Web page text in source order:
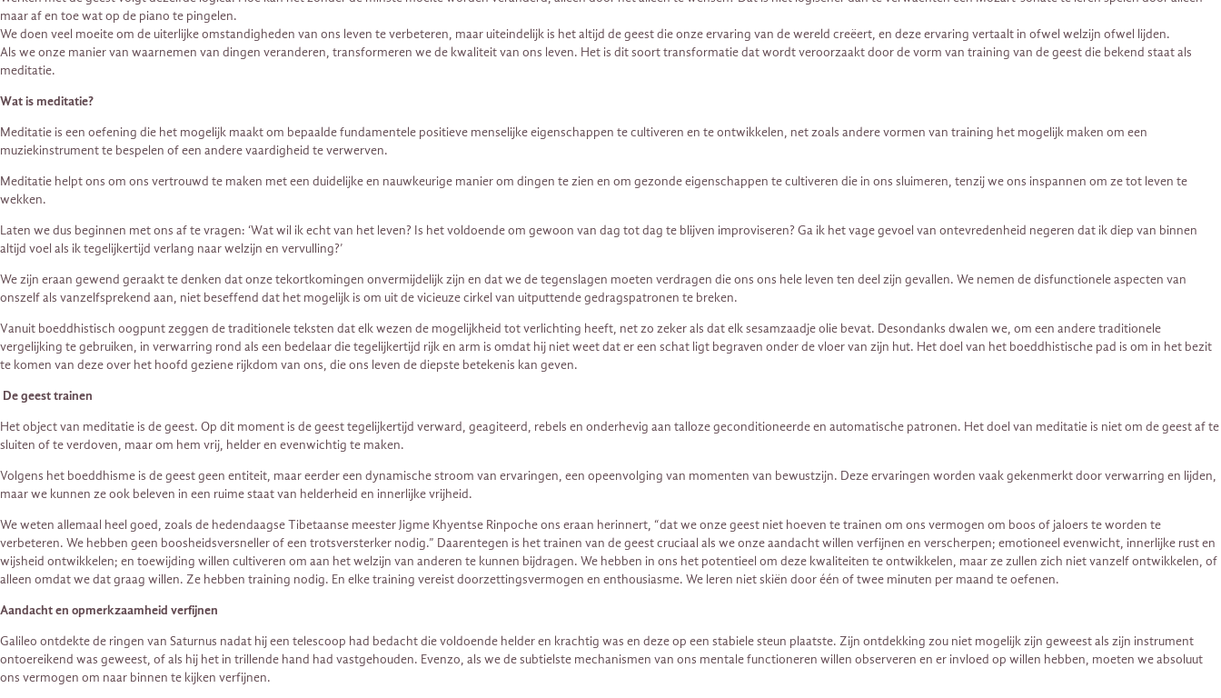
maar af en toe wat op de piano te pingelen.
We doen veel moeite om de uiterlijke omstandigheden van ons leven te verbeteren, maar uiteindelijk is het altijd de geest die onze ervaring van de wereld creëert, en deze ervaring vertaalt in ofwel welzijn ofwel lijden.
Als we onze manier van waarnemen van dingen veranderen, transformeren we de kwaliteit van ons leven. Het is dit soort transformatie dat wordt veroorzaakt door de vorm van training van de geest die bekend staat als
meditatie.
Wat is meditatie?
Meditatie is een oefening die het mogelijk maakt om bepaalde fundamentele positieve menselijke eigenschappen te cultiveren en te ontwikkelen, net zoals andere vormen van training het mogelijk maken om een ​​
muziekinstrument te bespelen of een andere vaardigheid te verwerven.
Meditatie helpt ons om ons vertrouwd te maken met een duidelijke en nauwkeurige manier om dingen te zien en om gezonde eigenschappen te cultiveren die in ons sluimeren, tenzij we ons inspannen om ze tot leven te
wekken.
Laten we dus beginnen met ons af te vragen: ‘Wat wil ik echt van het leven? Is het voldoende om gewoon van dag tot dag te blijven improviseren? Ga ik het vage gevoel van ontevredenheid negeren dat ik diep van binnen
altijd voel als ik tegelijkertijd verlang naar welzijn en vervulling?’
We zijn eraan gewend geraakt te denken dat onze tekortkomingen onvermijdelijk zijn en dat we de tegenslagen moeten verdragen die ons ons hele leven ten deel zijn gevallen. We nemen de disfunctionele aspecten van
onszelf als vanzelfsprekend aan, niet beseffend dat het mogelijk is om uit de vicieuze cirkel van uitputtende gedragspatronen te breken.
Vanuit boeddhistisch oogpunt zeggen de traditionele teksten dat elk wezen de mogelijkheid tot verlichting heeft, net zo zeker als dat elk sesamzaadje olie bevat. Desondanks dwalen we, om een ​​andere traditionele
vergelijking te gebruiken, in verwarring rond als een bedelaar die tegelijkertijd rijk en arm is omdat hij niet weet dat er een schat ligt begraven onder de vloer van zijn hut. Het doel van het boeddhistische pad is om in het bezit
te komen van deze over het hoofd geziene rijkdom van ons, die ons leven de diepste betekenis kan geven.
De geest trainen
Het object van meditatie is de geest. Op dit moment is de geest tegelijkertijd verward, geagiteerd, rebels en onderhevig aan talloze geconditioneerde en automatische patronen. Het doel van meditatie is niet om de geest af te
sluiten of te verdoven, maar om hem vrij, helder en evenwichtig te maken.
Volgens het boeddhisme is de geest geen entiteit, maar eerder een dynamische stroom van ervaringen, een opeenvolging van momenten van bewustzijn. Deze ervaringen worden vaak gekenmerkt door verwarring en lijden,
maar we kunnen ze ook beleven in een ruime staat van helderheid en innerlijke vrijheid.
We weten allemaal heel goed, zoals de hedendaagse Tibetaanse meester Jigme Khyentse Rinpoche ons eraan herinnert, “dat we onze geest niet hoeven te trainen om ons vermogen om boos of jaloers te worden te
verbeteren. We hebben geen boosheidsversneller of een trotsversterker nodig.” Daarentegen is het trainen van de geest cruciaal als we onze aandacht willen verfijnen en verscherpen; emotioneel evenwicht, innerlijke rust en
wijsheid ontwikkelen; en toewijding willen cultiveren om aan het welzijn van anderen te kunnen bijdragen. We hebben in ons het potentieel om deze kwaliteiten te ontwikkelen, maar ze zullen zich niet vanzelf ontwikkelen, of
alleen omdat we dat graag willen. Ze hebben training nodig. En elke training vereist doorzettingsvermogen en enthousiasme. We leren niet skiën door één of twee minuten per maand te oefenen.
Aandacht en opmerkzaamheid verfijnen
Galileo ontdekte de ringen van Saturnus nadat hij een telescoop had bedacht die voldoende helder en krachtig was en deze op een stabiele steun plaatste. Zijn ontdekking zou niet mogelijk zijn geweest als zijn instrument
ontoereikend was geweest, of als hij het in trillende hand had vastgehouden. Evenzo, als we de subtielste mechanismen van ons mentale functioneren willen observeren en er invloed op willen hebben, moeten we absoluut
ons vermogen om naar binnen te kijken verfijnen.